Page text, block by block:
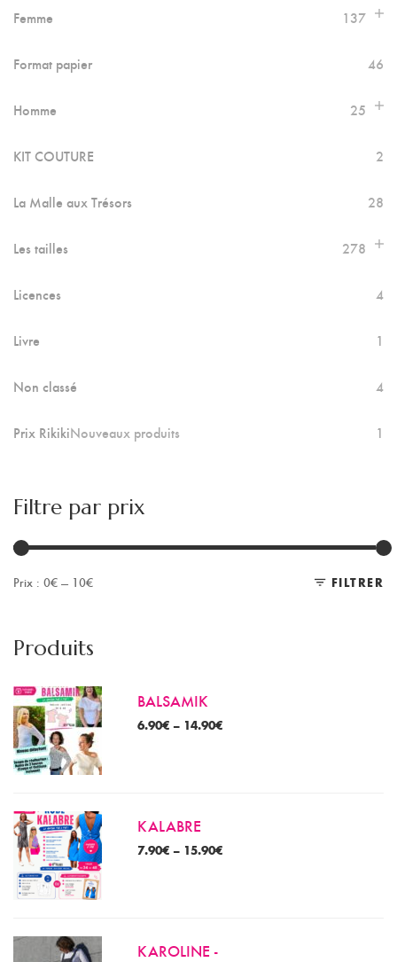
Femme 137
Format papier 46
Homme 25
KIT COUTURE 2
La Malle aux Trésors 28
Les tailles 278
Licences 4
Livre 1
Non classé 4
Prix RikikiNouveaux produits 1
Filtre par prix
FILTRER
Prix : 0€ — 10€
Produits
BALSAMIK
6.90€ – 14.90€
KALABRE
7.90€ – 15.90€
KAROLINE -